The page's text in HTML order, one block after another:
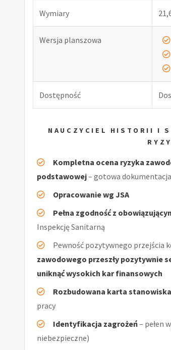
Wymiary
Wersja planszowa
Dostępność
NAUCZYCIEL HISTORII I
Kompletna ocena ryzyka
podstawowej– gotowa
Opracowanie wg JSA
Pełna zgodność z
Inspekcję Sanitarną
Pewność pozytywnego przejścia
zawodowego przeszły pozytywnie
uniknąć wysokich kar finansowych
Rozbudowana karta
pracy
Identyfikacja zagrożeń– pełen
niebezpieczne)